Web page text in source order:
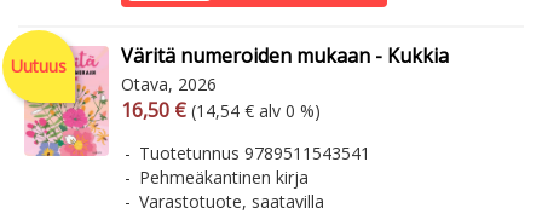
Uutuus Väritä numeroiden mukaan - Kukkia
Otava, 2026
Arvonlisäverollinen hinta
16,50 € Arvonlisäveroton hinta
(14,54 € alv 0 %)
Tuotetunnus 9789511543541
Pehmeäkantinen kirja
Varastotuote, saatavilla